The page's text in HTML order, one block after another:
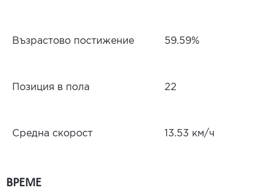
Възрастово постижение 59.59%
Позиция в пола 22
Средна скорост 13.53 км/ч
ВРЕМЕ